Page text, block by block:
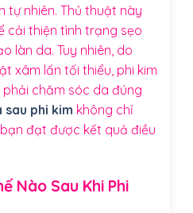
tự nhiên. Thủ thuật này
cải thiện tình trạng sẹo
làn da. Tuy nhiên, do
xâm lấn tối thiểu, phi kim
chăm sóc da đúng
sau phi kim không chỉ
đạt được kết quả điều
Nào Sau Khi Phi